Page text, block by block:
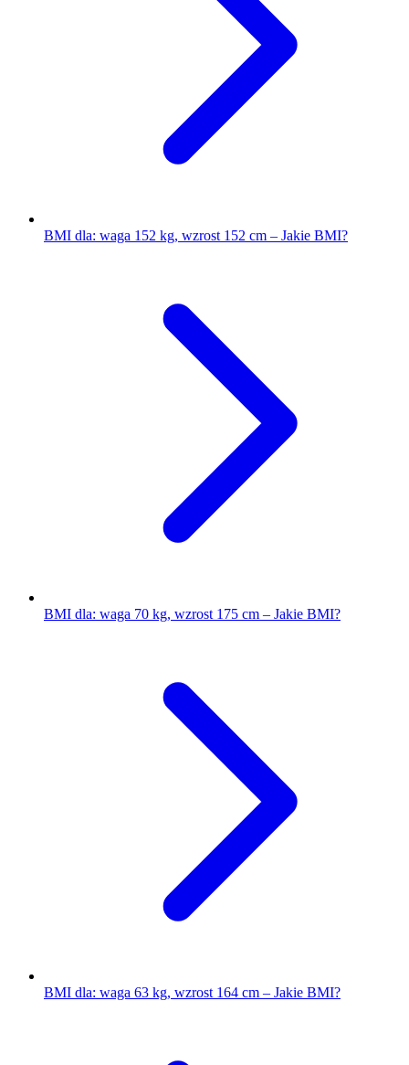
BMI dla: waga 152 kg, wzrost 152 cm – Jakie BMI?
BMI dla: waga 70 kg, wzrost 175 cm – Jakie BMI?
BMI dla: waga 63 kg, wzrost 164 cm – Jakie BMI?